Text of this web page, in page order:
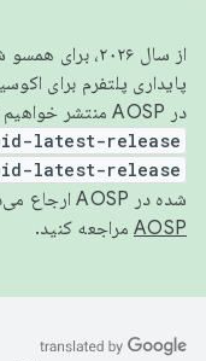
از سال ۲۰۲۶،
پایداری پلتفرم برای
در AOSP منتشر خواهیم کرد. برای ساخت و مشارکت در AOSP،
latest-release
latest-release
شده در AOSP ارجاع می‌دهد. برای اطلاعات بیشتر، به
AOSP مراجعه کنید.